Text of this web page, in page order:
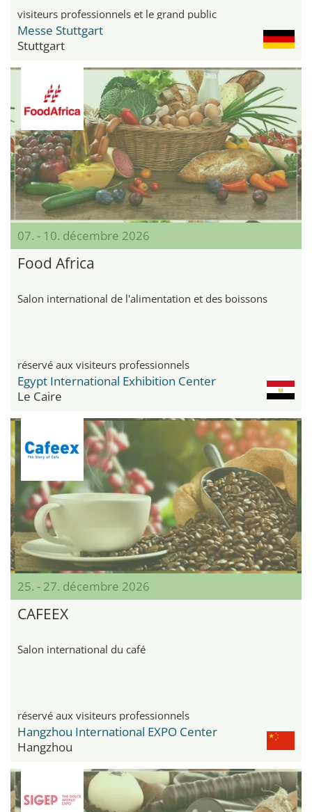
visiteurs professionnels et le grand public
Messe Stuttgart
Stuttgart
07. - 10. décembre 2026
Food Africa
Salon international de l'alimentation et des boissons
réservé aux visiteurs professionnels
Egypt International Exhibition Center
Le Caire
25. - 27. décembre 2026
CAFEEX
Salon international du café
réservé aux visiteurs professionnels
Hangzhou International EXPO Center
Hangzhou